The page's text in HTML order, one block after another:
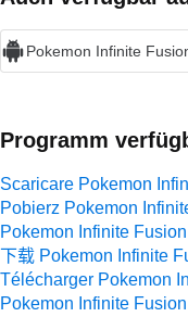
Pokemon Infinite
Programm
Scaricare Pokemon
Pobierz Pokemon
Pokemon Infinite
下载 Pokemon Infinite
Télécharger Pokemon
Pokemon Infinite